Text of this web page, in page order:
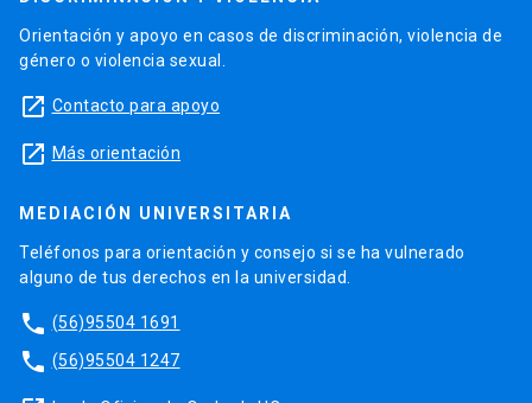
Orientación y apoyo en casos de discriminación, violencia de
género o violencia sexual.
launch Contacto para apoyo
launch Más orientación
MEDIACIÓN UNIVERSITARIA
Teléfonos para orientación y consejo si se ha vulnerado
alguno de tus derechos en la universidad.
phone (56)95504 1691
phone (56)95504 1247